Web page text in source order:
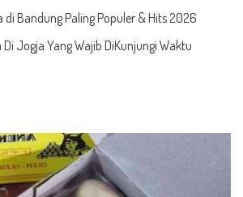
Bandung Paling Populer & Hits 2026
Jogja Yang Wajib DiKunjungi Waktu